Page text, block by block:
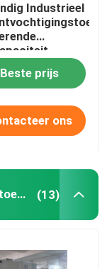
Industrieel
Beste prijs
ons
Laag Vochtigheidsontvochtigingstoestel (13)